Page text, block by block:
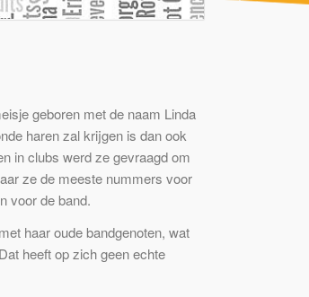
geboren met de naam Linda
haren zal krijgen is dan ook
in clubs werd ze gevraagd om
ze de meeste nummers voor
voor de band.
haar oude bandgenoten, wat
heeft op zich geen echte